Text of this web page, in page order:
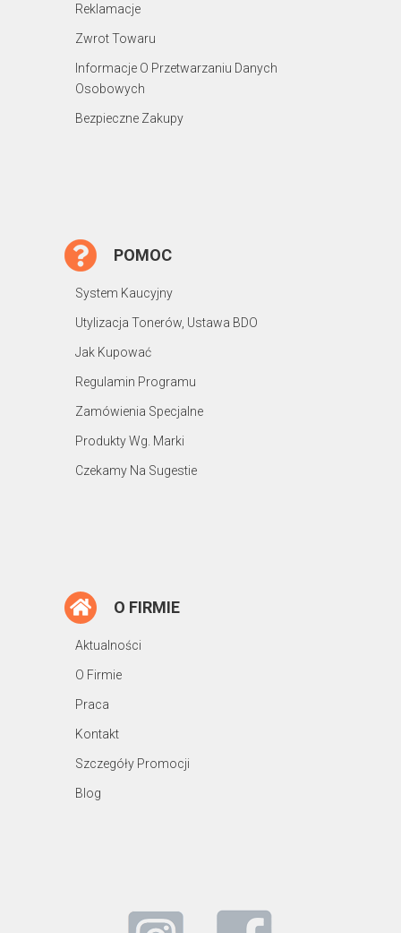
Reklamacje
Zwrot Towaru
Informacje O Przetwarzaniu Danych
Osobowych
Bezpieczne Zakupy
POMOC
System Kaucyjny
Utylizacja Tonerów, Ustawa BDO
Jak Kupować
Regulamin Programu
Zamówienia Specjalne
Produkty Wg. Marki
Czekamy Na Sugestie
O FIRMIE
Aktualności
O Firmie
Praca
Kontakt
Szczegóły Promocji
Blog